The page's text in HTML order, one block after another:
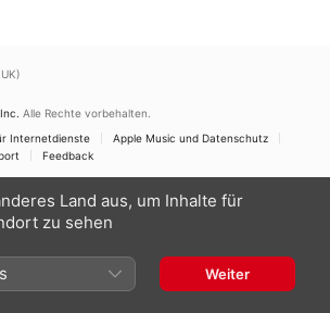
Alle Rechte vorbehalten.
Internetdienste
Apple Music und Datenschutz
Feedback
Land aus, um Inhalte für
zu sehen
Weiter